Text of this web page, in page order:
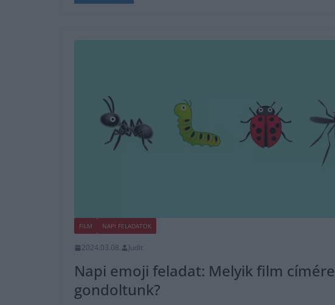
FILM NAPI FELADATOK
2024.03.08. Judit
Napi emoji feladat: Melyik film címére
gondoltunk?